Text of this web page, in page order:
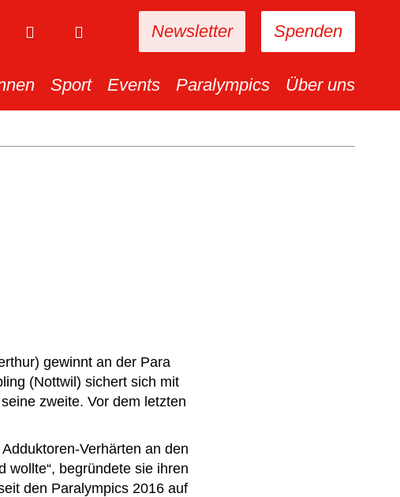
Spenden
Newsletter
Sport Events Paralympics Über uns
gewinnt an der Para
(Nottwil) sichert sich mit
zweite. Vor dem letzten
Verhärten an den
wollte“, begründete sie ihren
den Paralympics 2016 auf